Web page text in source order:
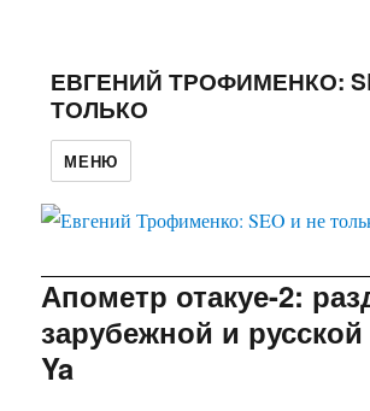
ЕВГЕНИЙ ТРОФИМЕНКО:
ТОЛЬКО
МЕНЮ
Апометр отакуе-2:
зарубежной и
Ya